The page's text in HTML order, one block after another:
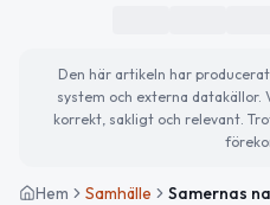
Den här artikeln har
system och externa
korrekt, sakligt och relevant.
Hem Samhälle